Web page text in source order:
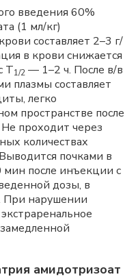
введения 60%
(1 мл/кг)
составляет 2–3 г/
в крови снижается
T1/2 — 1–2 ч. После в/в
плазмы составляет
легко
пространстве после
проходит через
количествах
почками в
после инъекции с
дозы, в
При нарушении
амидотризоат